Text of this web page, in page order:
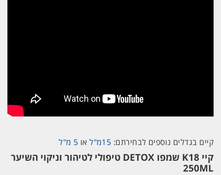
קיים בגדלים נוספים לבחירתם: 15מ"ל או 5 מ"ל
קיי K18 שמפו DETOX טיפולי לטיהור וניקוי השיער
250ML